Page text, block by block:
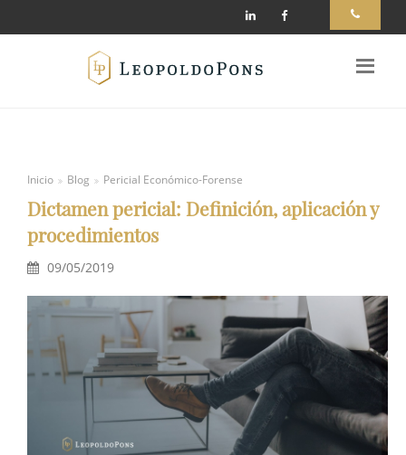
Inicio Blog Pericial Económico-Forense
Dictamen pericial: Definición, aplicación y
procedimientos
09/05/2019